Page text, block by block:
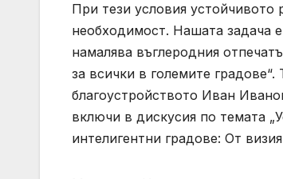
При тези условия устойчивото
необходимост. Нашата задача
намалява въглеродния
за всички в големите
благоустройството Иван
включи в дискусия по темата
интелигентни градове: От